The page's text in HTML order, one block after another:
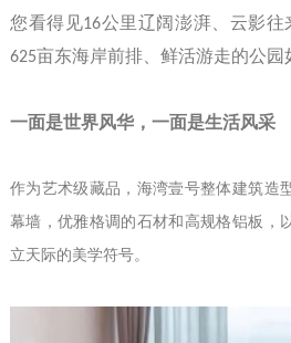
您看得见16公里辽阔澎湃、云影
625亩东海岸前排、鲜活游走的公园
一面是世界风华，一面是生活风采
作为艺术级藏品，海湾壹号整体建筑造
幕墙，优雅格调的石材和高规格铝板，
立天际的美学符号。